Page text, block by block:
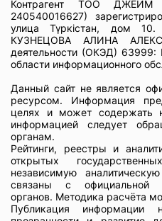
Контрагент ТОО ДЖЕИМ
240540016627)
улица Түркістан, дом 10.
КУЗНЕЦОВА АЛИНА
деятельности (ОКЭД) 63999:
области информационного
Данный сайт не является
ресурсом. Информация
целях и может содержать
информацией следует
органам.
Рейтинги, реестры и
открытых
независимую
связаны с официальной
органов. Методика расчёта
Публикация информации